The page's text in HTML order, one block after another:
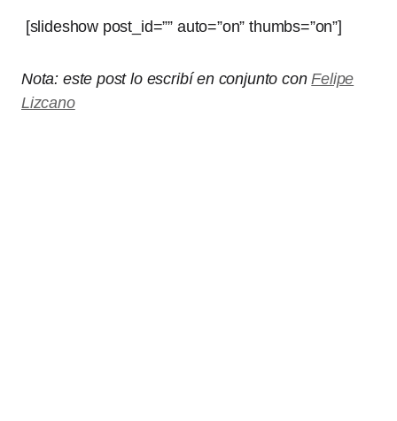
[slideshow post_id=”” auto=”on” thumbs=”on”]
Nota: este post lo escribí en conjunto conFelipe
Lizcano